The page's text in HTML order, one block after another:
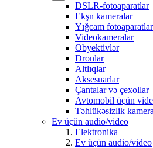
DSLR-fotoaparatlar
Ekşn kameralar
Yığcam fotoaparatlar
Videokameralar
Obyektivlər
Dronlar
Altlıqlar
Aksesuarlar
Çantalar və çexollar
Avtomobil üçün
Təhlükəsizlik
Ev üçün audio/video
Elektronika
Ev üçün audio/video